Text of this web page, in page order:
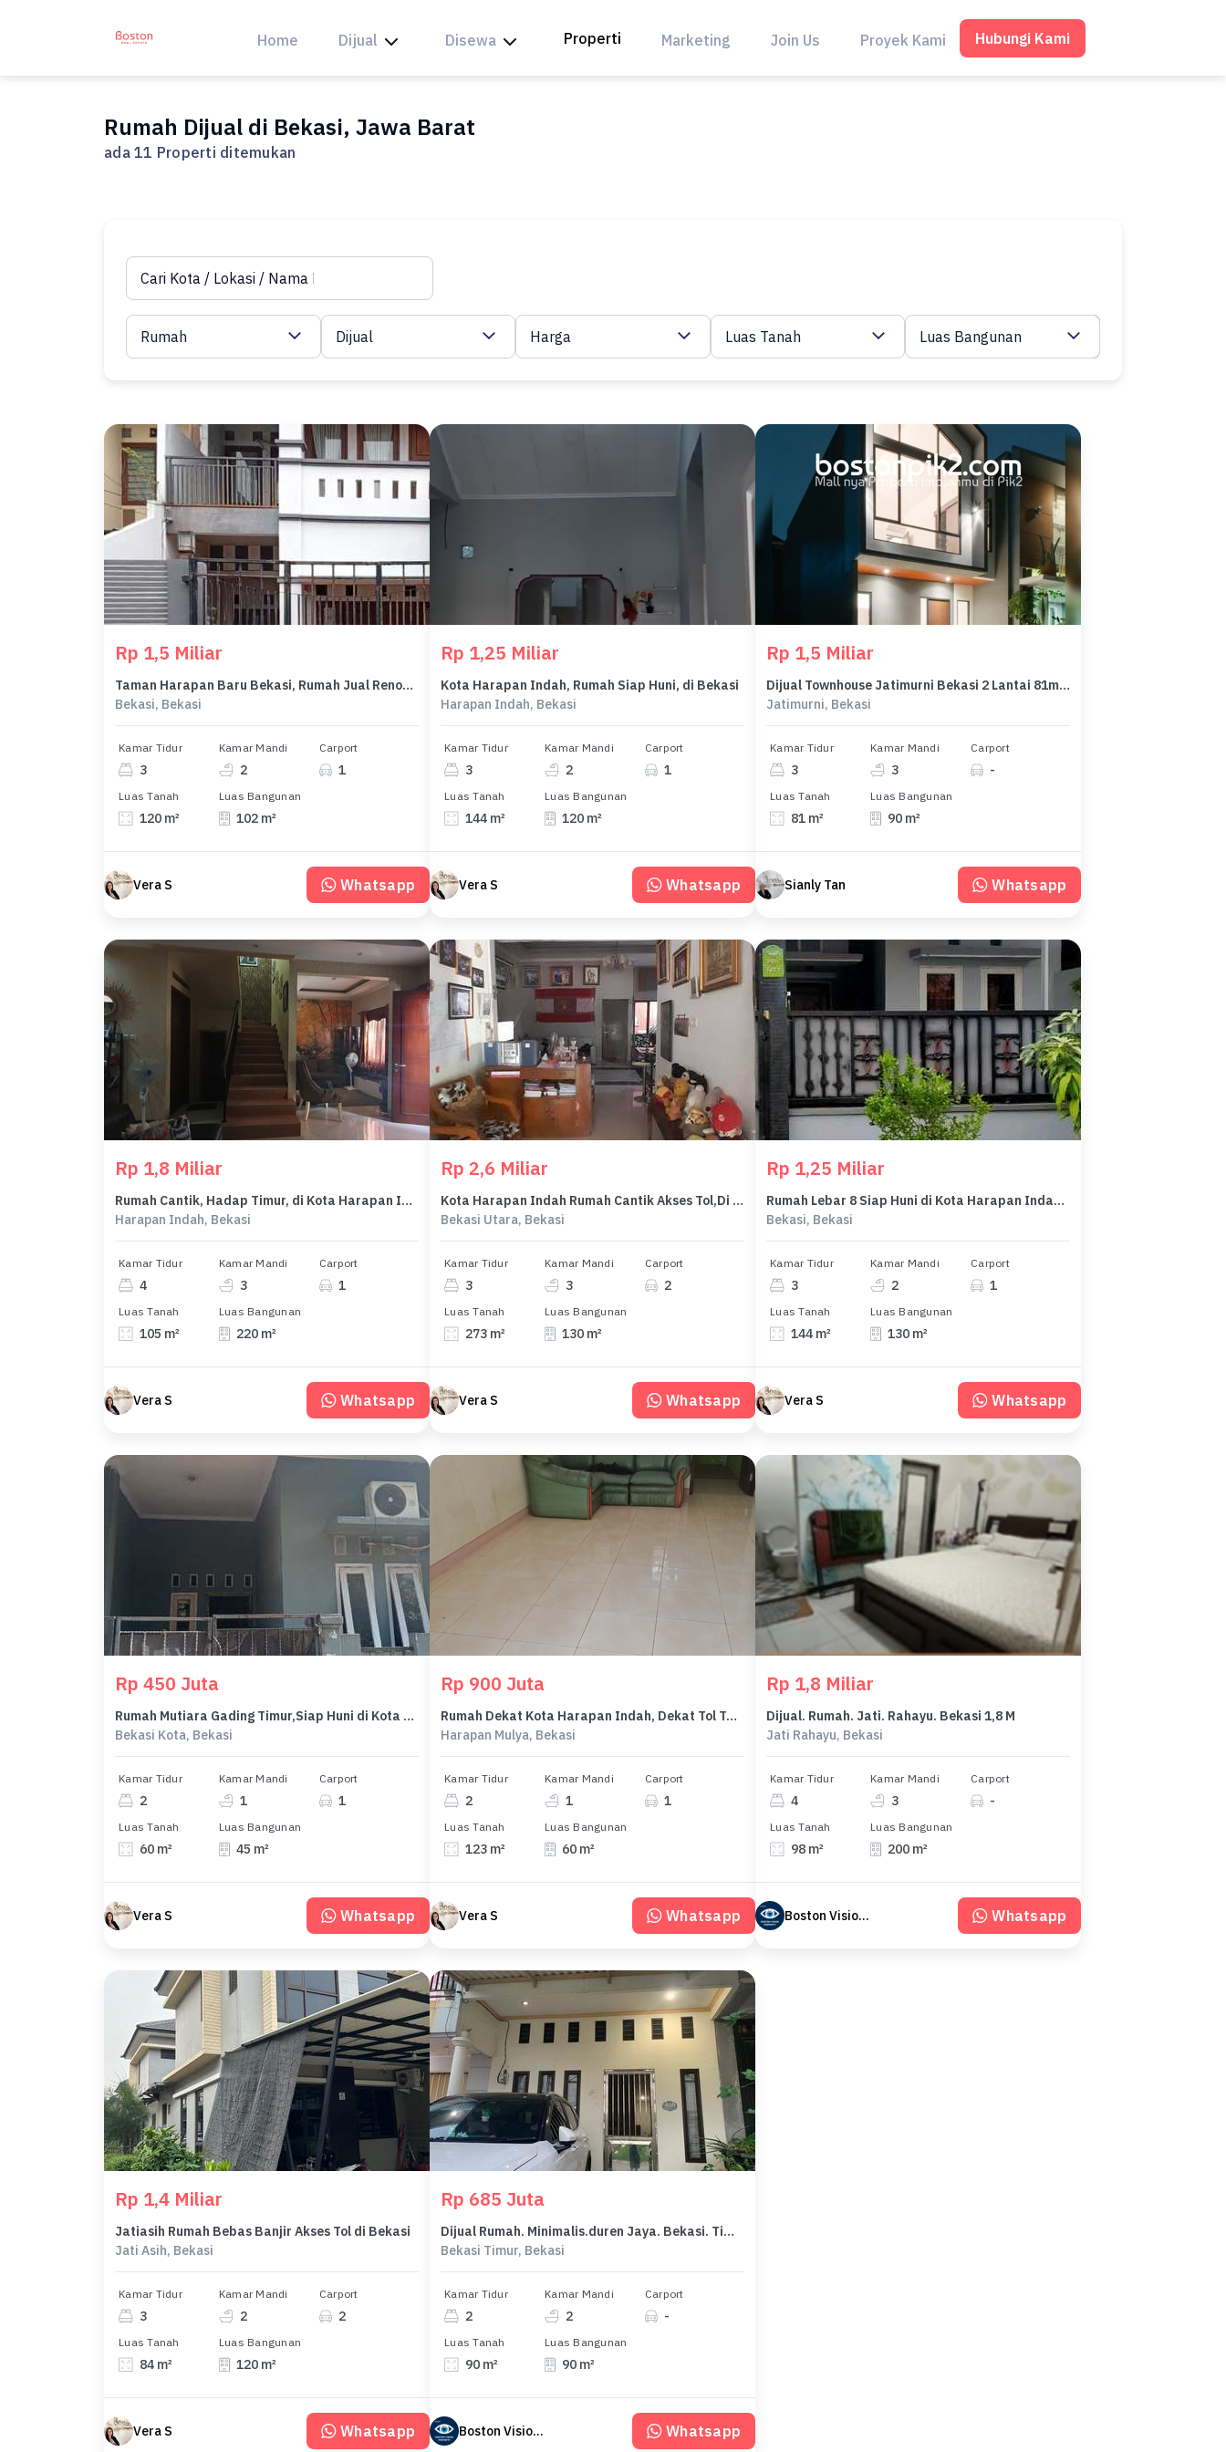
Home Dijual Disewa Properti Marketing Join Us Proyek Kami Hubungi Kami
Rumah Dijual di Bekasi, Jawa Barat
ada 11 Properti ditemukan
Rumah Dijual Harga Luas Tanah Luas Bangunan
Rp 1,5 Miliar
Taman Harapan Baru Bekasi, Rumah Jual Renovasi, Siap Huni,Bagus
Bekasi, Bekasi
Kamar Tidur
3
Kamar Mandi
2
Carport
1
Luas Tanah
120 m²
Luas Bangunan
102 m²
Vera S Whatsapp
Rp 1,25 Miliar
Kota Harapan Indah, Rumah Siap Huni, di Bekasi
Harapan Indah, Bekasi
Kamar Tidur
3
Kamar Mandi
2
Carport
1
Luas Tanah
144 m²
Luas Bangunan
120 m²
Vera S Whatsapp
Rp 1,5 Miliar
Dijual Townhouse Jatimurni Bekasi 2 Lantai 81m2 3 Kamar Tidur Bagus Shm
Jatimurni, Bekasi
Kamar Tidur
3
Kamar Mandi
3
Carport
-
Luas Tanah
81 m²
Luas Bangunan
90 m²
Sianly Tan Whatsapp
Rp 1,8 Miliar
Rumah Cantik, Hadap Timur, di Kota Harapan Indah, Bekasi
Harapan Indah, Bekasi
Kamar Tidur
4
Kamar Mandi
3
Carport
1
Luas Tanah
105 m²
Luas Bangunan
220 m²
Vera S Whatsapp
Rp 2,6 Miliar
Kota Harapan Indah Rumah Cantik Akses Tol,Di Green Ara, Bekasi
Bekasi Utara, Bekasi
Kamar Tidur
3
Kamar Mandi
3
Carport
2
Luas Tanah
273 m²
Luas Bangunan
130 m²
Vera S Whatsapp
Rp 1,25 Miliar
Rumah Lebar 8 Siap Huni di Kota Harapan Indah Bekasi
Bekasi, Bekasi
Kamar Tidur
3
Kamar Mandi
2
Carport
1
Luas Tanah
144 m²
Luas Bangunan
130 m²
Vera S Whatsapp
Rp 450 Juta
Rumah Mutiara Gading Timur,Siap Huni di Kota Bekasi
Bekasi Kota, Bekasi
Kamar Tidur
2
Kamar Mandi
1
Carport
1
Luas Tanah
60 m²
Luas Bangunan
45 m²
Vera S Whatsapp
Rp 900 Juta
Rumah Dekat Kota Harapan Indah, Dekat Tol Tarumajaya Bekasi.
Harapan Mulya, Bekasi
Kamar Tidur
2
Kamar Mandi
1
Carport
1
Luas Tanah
123 m²
Luas Bangunan
60 m²
Vera S Whatsapp
Rp 1,8 Miliar
Dijual. Rumah. Jati. Rahayu. Bekasi 1,8 M
Jati Rahayu, Bekasi
Kamar Tidur
4
Kamar Mandi
3
Carport
-
Luas Tanah
98 m²
Luas Bangunan
200 m²
Boston Vision RE Whatsapp
Rp 1,4 Miliar
Jatiasih Rumah Bebas Banjir Akses Tol di Bekasi
Jati Asih, Bekasi
Kamar Tidur
3
Kamar Mandi
2
Carport
2
Luas Tanah
84 m²
Luas Bangunan
120 m²
Vera S Whatsapp
Rp 685 Juta
Dijual Rumah. Minimalis.duren Jaya. Bekasi. Timur
Bekasi Timur, Bekasi
Kamar Tidur
2
Kamar Mandi
2
Carport
-
Luas Tanah
90 m²
Luas Bangunan
90 m²
Boston Vision RE Whatsapp